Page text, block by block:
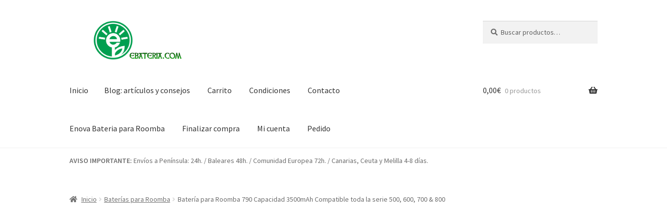
contenido
por:
Inicio Blog: artículos y consejos Carrito Condiciones Contacto
Enova Bateria para Roomba Finalizar compra Mi cuenta Pedido
Inicio Blog: artículos y consejosCarritoCondicionesContactoEnova Bateria para RoombaFinalizar compra
0,00€ 0 productos
AVISO IMPORTANTE: Envíos a Península: 24h. / Baleares 48h. / Comunidad Europea 72h. / Canarias, Ceuta y Melilla 4-8 días.
Inicio Baterías para Roomba Batería para Roomba 790 Capacidad 3500mAh Compatible toda la serie 500, 600, 700 & 800